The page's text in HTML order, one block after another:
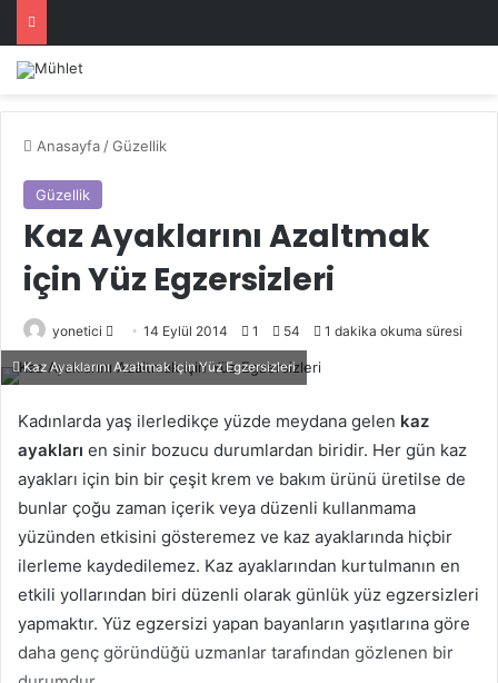
Anasayfa /Güzellik
Güzellik
Kaz Ayaklarını Azaltmak
için Yüz Egzersizleri
yonetici
posta
göndermek
14 Eylül 2014 1 54 1 dakika okuma süresi
Kaz Ayaklarını Azaltmak için Yüz Egzersizleri
Kadınlarda yaş ilerledikçe yüzde meydana gelen kaz
ayakları en sinir bozucu durumlardan biridir. Her gün kaz
ayakları için bin bir çeşit krem ve bakım ürünü üretilse de
bunlar çoğu zaman içerik veya düzenli kullanmama
yüzünden etkisini gösteremez ve kaz ayaklarında hiçbir
ilerleme kaydedilemez. Kaz ayaklarından kurtulmanın en
etkili yollarından biri düzenli olarak günlük yüz egzersizleri
yapmaktır. Yüz egzersizi yapan bayanların yaşıtlarına göre
daha genç göründüğü uzmanlar tarafından gözlenen bir